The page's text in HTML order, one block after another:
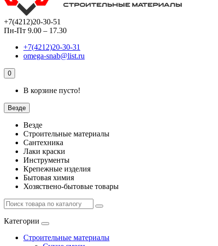
+7(4212)20-30-51
Пн-Пт 9.00 – 17.30
+7(4212)20-30-31
omega-snab@list.ru
0
В корзине пусто!
Везде
Везде
Строительные материалы
Сантехника
Лаки краски
Инструменты
Крепежные изделия
Бытовая химия
Хозяствено-бытовые товары
Категории
Строительные материалы